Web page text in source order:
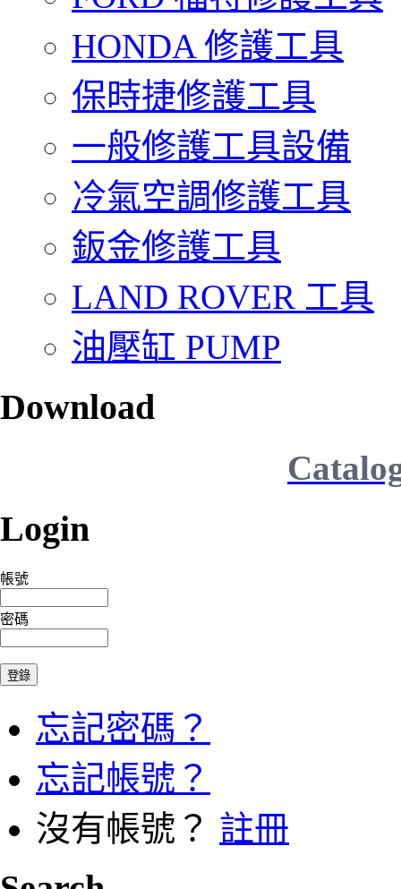
HONDA 修護工具
保時捷修護工具
一般修護工具設備
冷氣空調修護工具
鈑金修護工具
LAND ROVER 工具
油壓缸 PUMP
Download
Login
帳號
密碼
忘記密碼？
忘記帳號？
沒有帳號？ 註冊